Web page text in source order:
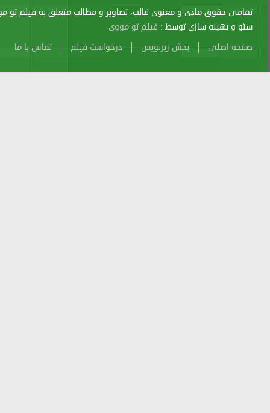
از آن پیگرد قانونی دارد.
sitemap Atom Cache Search Alexa